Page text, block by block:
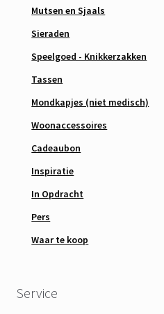
Mutsen en Sjaals
Sieraden
Speelgoed - Knikkerzakken
Tassen
Mondkapjes (niet medisch)
Woonaccessoires
Cadeaubon
Inspiratie
In Opdracht
Pers
Waar te koop
Service